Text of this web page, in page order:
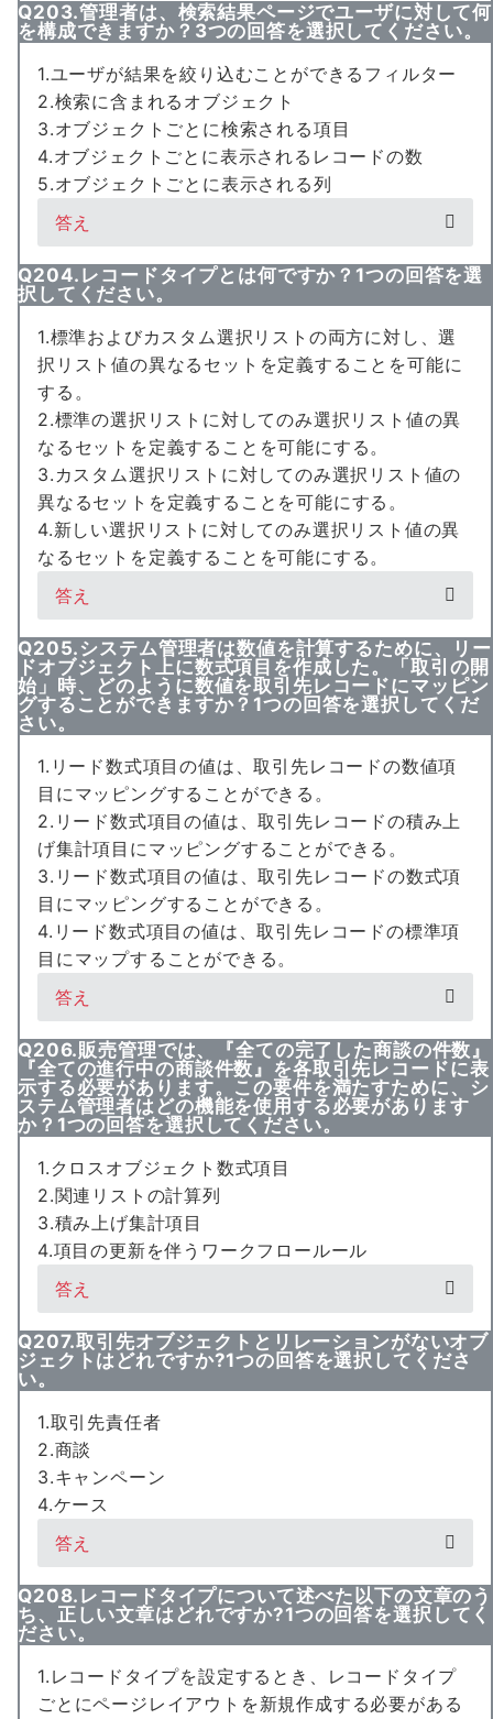
Q203.管理者は、検索結果ページでユーザに対して何
を構成できますか？3つの回答を選択してください。
1.ユーザが結果を絞り込むことができるフィルター
2.検索に含まれるオブジェクト
3.オブジェクトごとに検索される項目
4.オブジェクトごとに表示されるレコードの数
5.オブジェクトごとに表示される列
答え
Q204.レコードタイプとは何ですか？1つの回答を選
択してください。
1.標準およびカスタム選択リストの両方に対し、選
択リスト値の異なるセットを定義することを可能に
する。
2.標準の選択リストに対してのみ選択リスト値の異
なるセットを定義することを可能にする。
3.カスタム選択リストに対してのみ選択リスト値の
異なるセットを定義することを可能にする。
4.新しい選択リストに対してのみ選択リスト値の異
なるセットを定義することを可能にする。
答え
Q205.システム管理者は数値を計算するために、リー
ドオブジェクト上に数式項目を作成した。「取引の開
始」時、どのように数値を取引先レコードにマッピン
グすることができますか？1つの回答を選択してくだ
さい。
1.リード数式項目の値は、取引先レコードの数値項
目にマッピングすることができる。
2.リード数式項目の値は、取引先レコードの積み上
げ集計項目にマッピングすることができる。
3.リード数式項目の値は、取引先レコードの数式項
目にマッピングすることができる。
4.リード数式項目の値は、取引先レコードの標準項
目にマップすることができる。
答え
Q206.販売管理では、『全ての完了した商談の件数』
『全ての進行中の商談件数』を各取引先レコードに表
示する必要があります。この要件を満たすために、シ
ステム管理者はどの機能を使用する必要があります
か？1つの回答を選択してください。
1.クロスオブジェクト数式項目
2.関連リストの計算列
3.積み上げ集計項目
4.項目の更新を伴うワークフロールール
答え
Q207.取引先オブジェクトとリレーションがないオブ
ジェクトはどれですか?1つの回答を選択してくださ
い。
1.取引先責任者
2.商談
3.キャンペーン
4.ケース
答え
Q208.レコードタイプについて述べた以下の文章のう
ち、正しい文章はどれですか?1つの回答を選択してく
ださい。
1.レコードタイプを設定するとき、レコードタイプ
ごとにページレイアウトを新規作成する必要がある